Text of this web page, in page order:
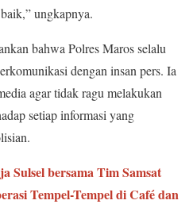
ungkapnya.
bahwa Polres Maros selalu
dengan insan pers. Ia
agar tidak ragu melakukan
setiap informasi yang
Sulsel bersama Tim Samsat
Tempel-Tempel di Café dan